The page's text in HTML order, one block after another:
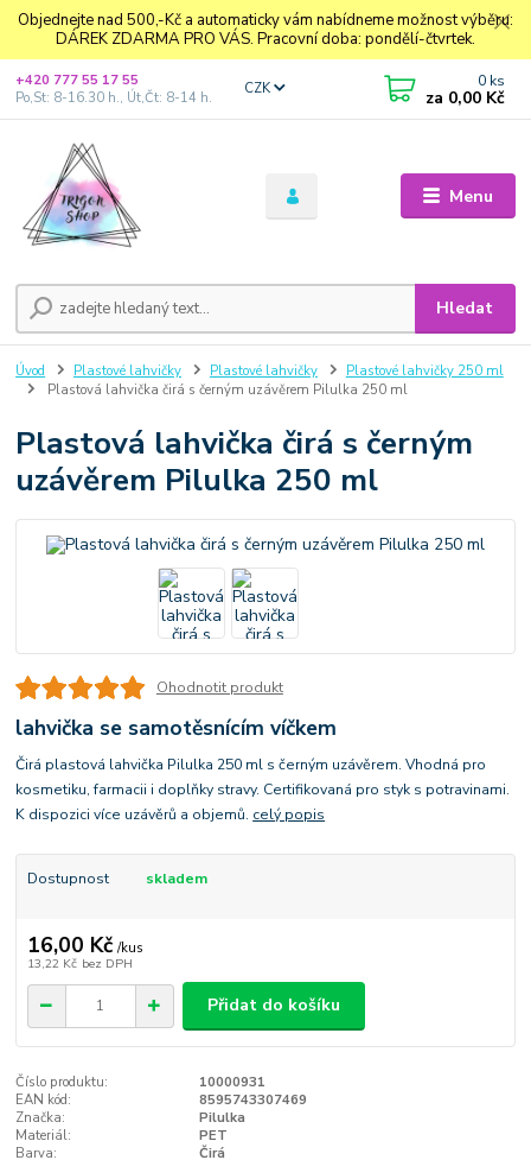
Objednejte nad 500,-Kč a automaticky vám nabídneme možnost výběru:
DÁREK ZDARMA PRO VÁS. Pracovní doba: pondělí-čtvrtek.
Menu
CZK
Hledat
+420 777 55 17 55
Po,St: 8-16.30 h., Út,Čt: 8-14 h.
0 ks
za 0,00 Kč
Úvod Plastové lahvičky Plastové lahvičky
Plastové lahvičky 250 ml
Plastová lahvička čirá s černým uzávěrem Pilulka 250 ml
Plastová lahvička čirá s černým
uzávěrem Pilulka 250 ml
Ohodnotit produkt
lahvička se samotěsnícím víčkem
Čirá plastová lahvička Pilulka 250 ml s černým uzávěrem. Vhodná pro
kosmetiku, farmacii i doplňky stravy. Certifikovaná pro styk s potravinami.
K dispozici více uzávěrů a objemů. celý popis
Dostupnost skladem
16,00 Kč /kus
13,22 Kč bez DPH
Přidat do košíku
Číslo produktu:
10000931
EAN kód:
8595743307469
Značka:
Pilulka
Materiál:
PET
Barva:
Čirá